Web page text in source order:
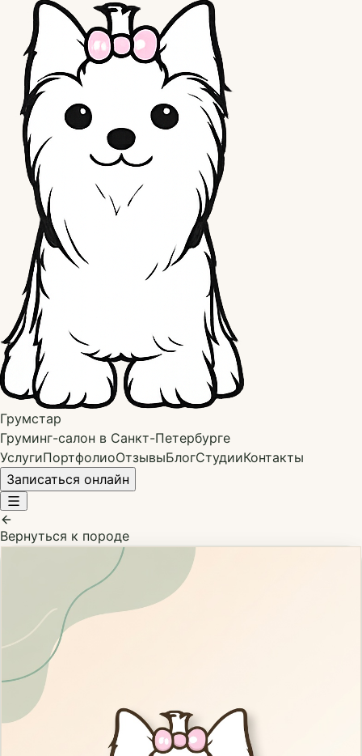
Грумстар
Груминг-салон в Санкт-Петербурге
УслугиПортфолиоОтзывыБлогСтудииКонтакты
Записаться онлайн
Вернуться к породе